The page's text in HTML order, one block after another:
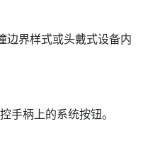
边界样式或头戴式设备内
手柄上的系统按钮。